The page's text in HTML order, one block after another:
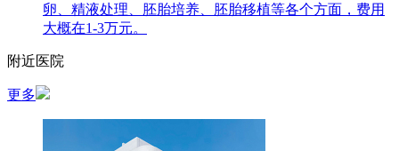
卵、精液处理、胚胎培养、胚胎移植等各个方面，费用
大概在1-3万元。
附近医院
更多